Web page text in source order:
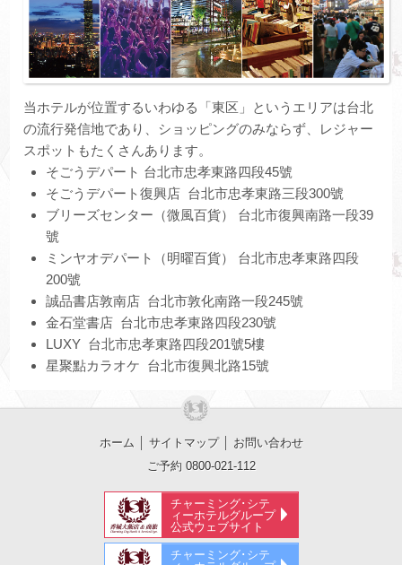
当ホテルが位置するいわゆる「東区」というエリアは台北
の流行発信地であり、ショッピングのみならず、レジャー
スポットもたくさんあります。
そごうデパート 台北市忠孝東路四段45號
そごうデパート復興店 台北市忠孝東路三段300號
ブリーズセンター（微風百貨） 台北市復興南路一段39
號
ミンヤオデパート（明曜百貨） 台北市忠孝東路四段
200號
誠品書店敦南店 台北市敦化南路一段245號
金石堂書店 台北市忠孝東路四段230號
LUXY 台北市忠孝東路四段201號5樓
星聚點カラオケ 台北市復興北路15號
ホーム サイトマップ│ お問い合わせ
ご予約 0800-021-112
チャーミング･シテ
ィーホテルグループ
公式ウェブサイト
チャーミング･シテ